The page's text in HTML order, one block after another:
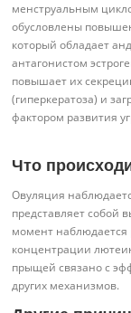
менструальным
обусловлены
который обладает
антагонистом
повышает их
(гиперкератоза) и
фактором развития
Что
Овуляция
представляет собой
момент наблюдается
концентрации
прыщей связано с
других механизмов.